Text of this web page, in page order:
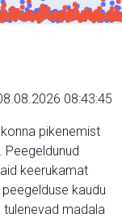
08:43:45
pikenemist
keerukamat
kaudu
madala